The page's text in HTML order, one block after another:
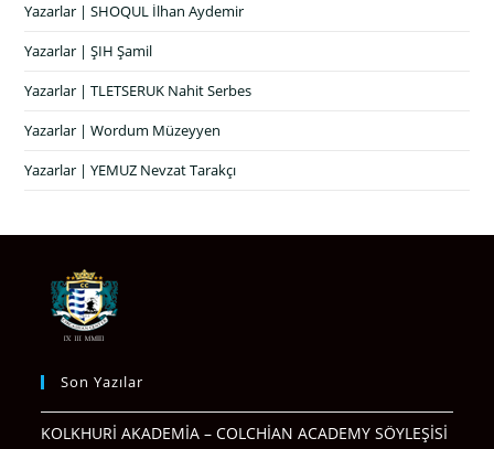
Yazarlar | SHOQUL İlhan Aydemir
Yazarlar | ŞIH Şamil
Yazarlar | TLETSERUK Nahit Serbes
Yazarlar | Wordum Müzeyyen
Yazarlar | YEMUZ Nevzat Tarakçı
Son Yazılar
KOLKHURİ AKADEMİA – COLCHİAN ACADEMY SÖYLEŞİSİ